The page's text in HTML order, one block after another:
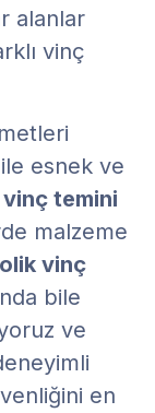
alanlar
vinç
ile esnek ve
temini
malzeme
vinç
bile
ve
en